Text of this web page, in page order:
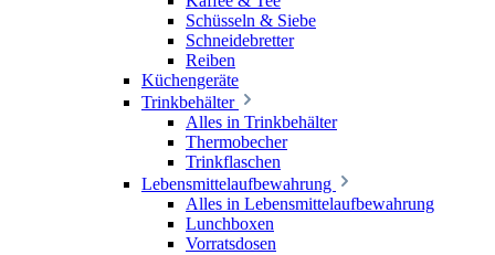
Schüsseln & Siebe
Schneidebretter
Reiben
Küchengeräte
Trinkbehälter
Alles in Trinkbehälter
Thermobecher
Trinkflaschen
Lebensmittelaufbewahrung
Alles in Lebensmittelaufbewahrung
Lunchboxen
Vorratsdosen